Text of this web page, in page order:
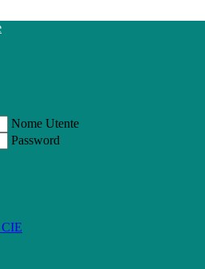
Nome Utente
Password